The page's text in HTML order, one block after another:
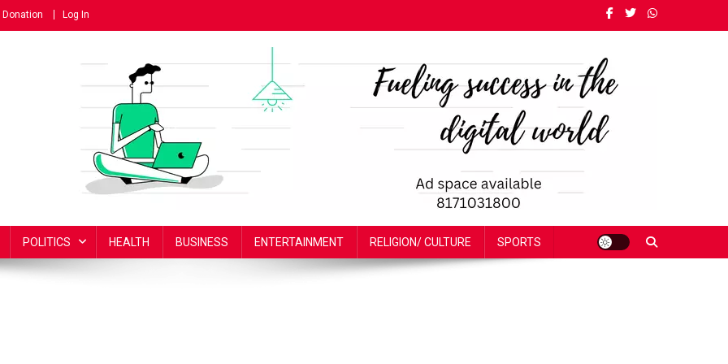
Donation Log In
POLITICS HEALTH BUSINESS ENTERTAINMENT RELIGION/ CULTURE SPORTS